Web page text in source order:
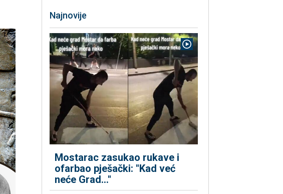
Najnovije
Mostarac zasukao rukave i
ofarbao pješački: "Kad već
neće Grad..."